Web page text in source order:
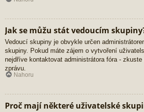
Jak se můžu stát vedoucím
Vedoucí skupiny je obvykle určen
skupiny. Pokud máte zájem o vytvoření
nejdříve kontaktovat administrátora fóra -
zprávu.
Nahoru
Proč mají některé uživatelské